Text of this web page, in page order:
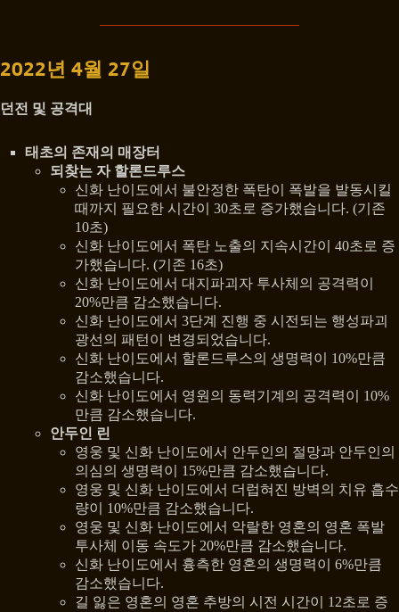
2022년 4월 27일
던전 및 공격대
태초의 존재의 매장터
되찾는 자 할론드루스
신화 난이도에서 불안정한 폭탄이 폭발을 발동시킬
때까지 필요한 시간이 30초로 증가했습니다. (기존
10초)
신화 난이도에서 폭탄 노출의 지속시간이 40초로 증
가했습니다. (기존 16초)
신화 난이도에서 대지파괴자 투사체의 공격력이
20%만큼 감소했습니다.
신화 난이도에서 3단계 진행 중 시전되는 행성파괴
광선의 패턴이 변경되었습니다.
신화 난이도에서 할론드루스의 생명력이 10%만큼
감소했습니다.
신화 난이도에서 영원의 동력기계의 공격력이 10%
만큼 감소했습니다.
안두인 린
영웅 및 신화 난이도에서 안두인의 절망과 안두인의
의심의 생명력이 15%만큼 감소했습니다.
영웅 및 신화 난이도에서 더럽혀진 방벽의 치유 흡수
량이 10%만큼 감소했습니다.
영웅 및 신화 난이도에서 악랄한 영혼의 영혼 폭발
투사체 이동 속도가 20%만큼 감소했습니다.
신화 난이도에서 흉측한 영혼의 생명력이 6%만큼
감소했습니다.
길 잃은 영혼의 영혼 추방의 시전 시간이 12초로 증